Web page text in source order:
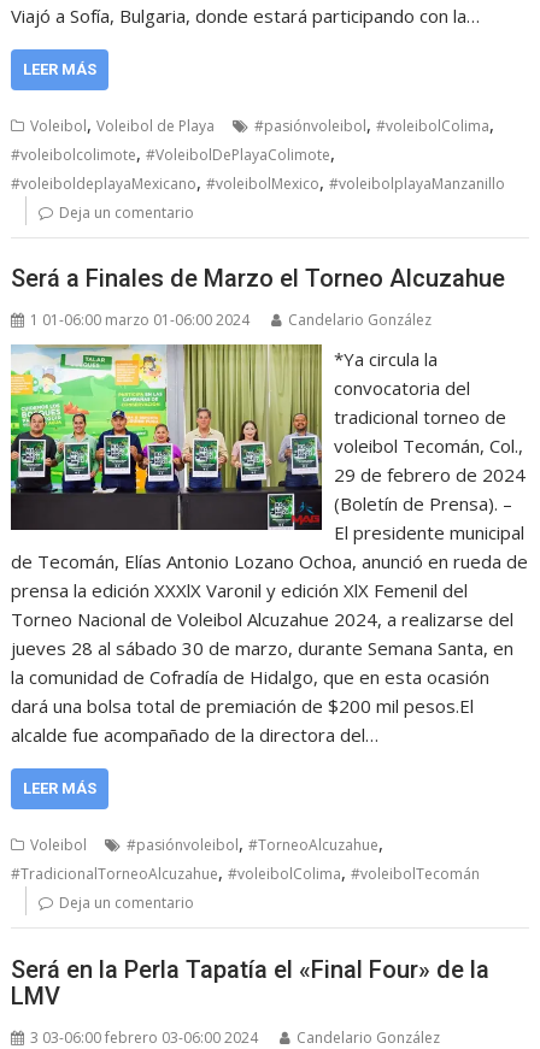
Viajó a Sofía, Bulgaria, donde estará participando con la…
LEER MÁS
Voleibol,Voleibol de Playa #pasiónvoleibol,#voleibolColima,
#voleibolcolimote,#VoleibolDePlayaColimote,
#voleiboldeplayaMexicano,#voleibolMexico,#voleibolplayaManzanillo
Deja un comentario
Será a Finales de Marzo el Torneo Alcuzahue
1 01-06:00 marzo 01-06:00 2024 Candelario González
*Ya circula la
convocatoria del
tradicional torneo de
voleibol Tecomán, Col.,
29 de febrero de 2024
(Boletín de Prensa). –
El presidente municipal
de Tecomán, Elías Antonio Lozano Ochoa, anunció en rueda de
prensa la edición XXXlX Varonil y edición XlX Femenil del
Torneo Nacional de Voleibol Alcuzahue 2024, a realizarse del
jueves 28 al sábado 30 de marzo, durante Semana Santa, en
la comunidad de Cofradía de Hidalgo, que en esta ocasión
dará una bolsa total de premiación de $200 mil pesos.El
alcalde fue acompañado de la directora del…
LEER MÁS
Voleibol #pasiónvoleibol,#TorneoAlcuzahue,
#TradicionalTorneoAlcuzahue,#voleibolColima,#voleibolTecomán
Deja un comentario
Será en la Perla Tapatía el «Final Four» de la
LMV
3 03-06:00 febrero 03-06:00 2024 Candelario González